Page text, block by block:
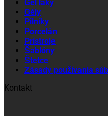
Gél laky
Gély
Pilníky
Porcelán
Prístroje
Šablóny
Štetce
Zásady používania
Kontakt